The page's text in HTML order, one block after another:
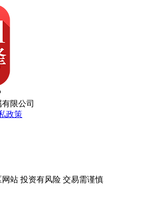
限公司
政策
站 投资有风险 交易需谨慎